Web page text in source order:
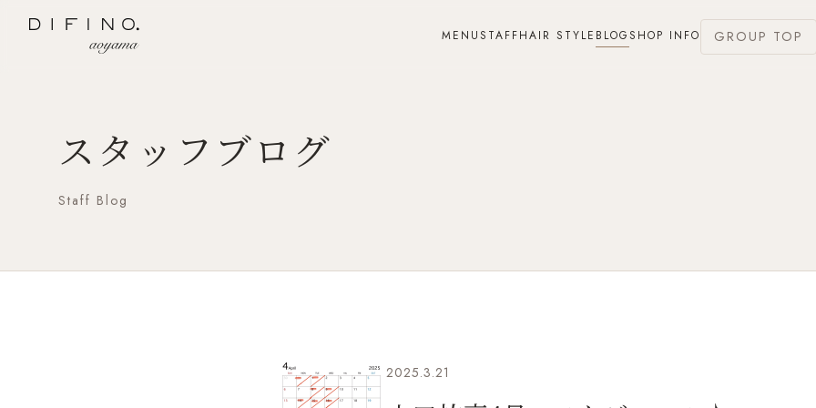
MENUSTAFFHAIR STYLE BLOGSHOP INFO GROUP TOP
スタッフブログ
Staff Blog
2025.3.21